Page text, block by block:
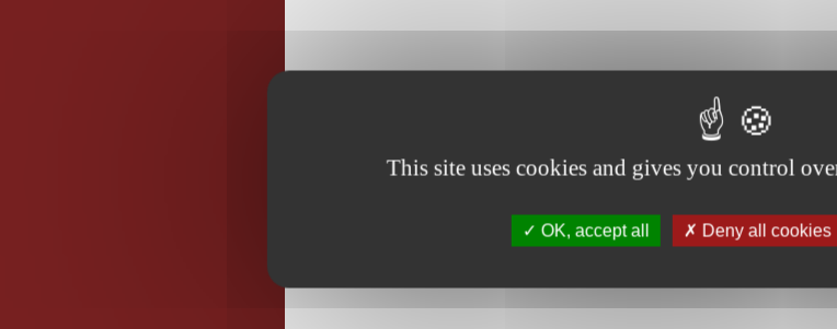
This site uses cookies and gives you control
OK, accept all Deny all cookies